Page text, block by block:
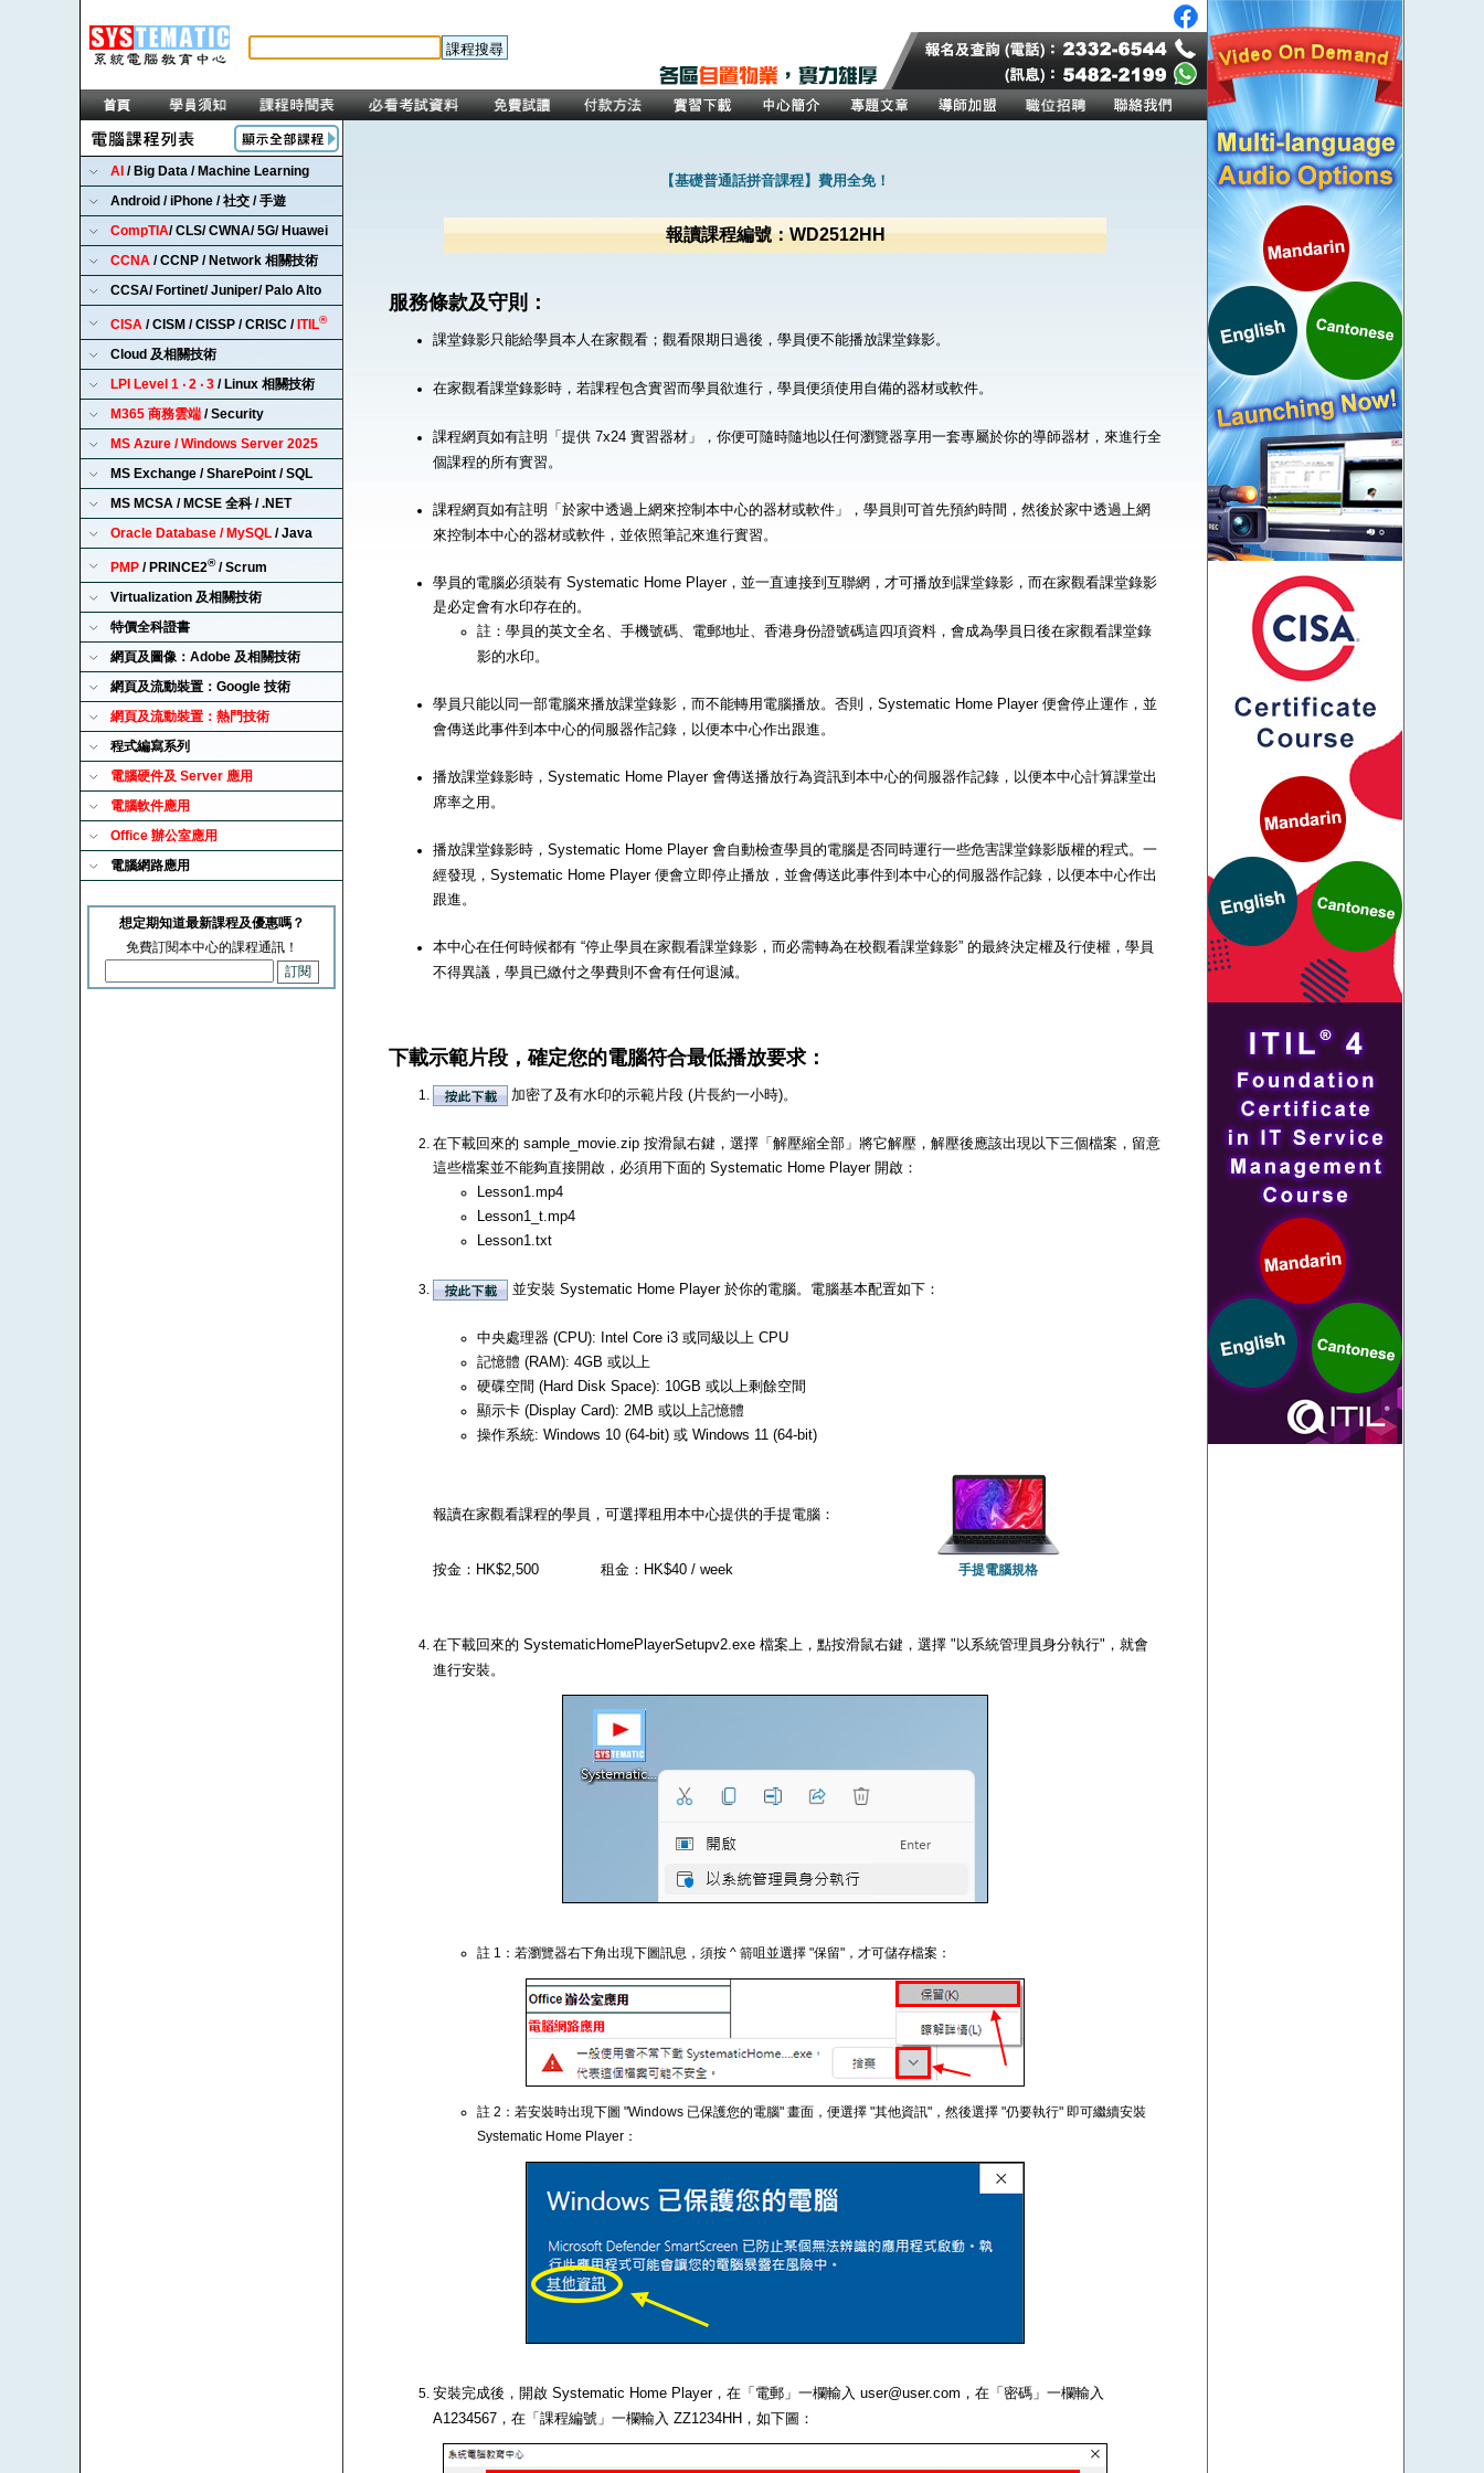
AI / Big Data / Machine Learning
Android / iPhone / 社交 / 手遊
CompTIA/ CLS/ CWNA/ 5G/ Huawei
CCNA / CCNP / Network 相關技術
CCSA/ Fortinet/ Juniper/ Palo Alto
CISA / CISM / CISSP / CRISC / ITIL®
Cloud 及相關技術
LPI Level 1 ‧ 2 ‧ 3 / Linux 相關技術
M365 商務雲端 / Security
MS Azure / Windows Server 2025
MS Exchange / SharePoint / SQL
MS MCSA / MCSE 全科 / .NET
Oracle Database / MySQL / Java
PMP / PRINCE2®/ Scrum
Virtualization 及相關技術
特價全科證書
網頁及圖像：Adobe 及相關技術
網頁及流動裝置：Google 技術
網頁及流動裝置：熱門技術
程式編寫系列
電腦硬件及 Server 應用
電腦軟件應用
Office 辦公室應用
電腦網路應用
想定期知道最新課程及優惠嗎？
免費訂閱本中心的課程通訊！
【基礎普通話拼音課程】費用全免！
報讀課程編號：WD2512HH
服務條款及守則：
課堂錄影只能給學員本人在家觀看；觀看限期日過後，學員便不能播放課堂錄影。
在家觀看課堂錄影時，若課程包含實習而學員欲進行，學員便須使用自備的器材或軟件。
課程網頁如有註明「提供 7x24 實習器材」，你便可隨時隨地以任何瀏覽器享用一套專屬於你的導師器材，來進行全
個課程的所有實習。
課程網頁如有註明「於家中透過上網來控制本中心的器材或軟件」，學員則可首先預約時間，然後於家中透過上網
來控制本中心的器材或軟件，並依照筆記來進行實習。
學員的電腦必須裝有 Systematic Home Player，並一直連接到互聯網，才可播放到課堂錄影，而在家觀看課堂錄影
是必定會有水印存在的。
註：學員的英文全名、手機號碼、電郵地址、香港身份證號碼這四項資料，會成為學員日後在家觀看課堂錄
影的水印。
學員只能以同一部電腦來播放課堂錄影，而不能轉用電腦播放。否則，Systematic Home Player 便會停止運作，並
會傳送此事件到本中心的伺服器作記錄，以便本中心作出跟進。
播放課堂錄影時，Systematic Home Player 會傳送播放行為資訊到本中心的伺服器作記錄，以便本中心計算課堂出
席率之用。
播放課堂錄影時，Systematic Home Player 會自動檢查學員的電腦是否同時運行一些危害課堂錄影版權的程式。一
經發現，Systematic Home Player 便會立即停止播放，並會傳送此事件到本中心的伺服器作記錄，以便本中心作出
跟進。
本中心在任何時候都有 “停止學員在家觀看課堂錄影，而必需轉為在校觀看課堂錄影” 的最終決定權及行使權，學員
不得異議，學員已繳付之學費則不會有任何退減。
下載示範片段，確定您的電腦符合最低播放要求：
加密了及有水印的示範片段 (片長約一小時)。
在下載回來的 sample_movie.zip 按滑鼠右鍵，選擇「解壓縮全部」將它解壓，解壓後應該出現以下三個檔案，留意
這些檔案並不能夠直接開啟，必須用下面的 Systematic Home Player 開啟：
Lesson1.mp4
Lesson1_t.mp4
Lesson1.txt
並安裝 Systematic Home Player 於你的電腦。電腦基本配置如下：
中央處理器 (CPU): Intel Core i3 或同級以上 CPU
記憶體 (RAM): 4GB 或以上
硬碟空間 (Hard Disk Space): 10GB 或以上剩餘空間
顯示卡 (Display Card): 2MB 或以上記憶體
操作系統: Windows 10 (64-bit) 或 Windows 11 (64-bit)
報讀在家觀看課程的學員，可選擇租用本中心提供的手提電腦：
按金：HK$2,500 租金：HK$40 / week 手提電腦規格
在下載回來的 SystematicHomePlayerSetupv2.exe 檔案上，點按滑鼠右鍵，選擇 "以系統管理員身分執行"，就會
進行安裝。
註 1：若瀏覽器右下角出現下圖訊息，須按 ^ 箭咀並選擇 "保留"，才可儲存檔案：
註 2：若安裝時出現下圖 "Windows 已保護您的電腦" 畫面，便選擇 "其他資訊"，然後選擇 "仍要執行" 即可繼續安裝
Systematic Home Player：
安裝完成後，開啟 Systematic Home Player，在「電郵」一欄輸入 user@user.com，在「密碼」一欄輸入
A1234567，在「課程編號」一欄輸入 ZZ1234HH，如下圖：